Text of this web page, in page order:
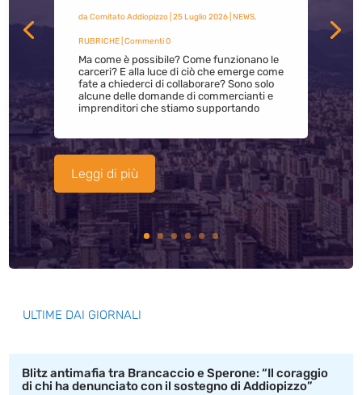
da Comitato Addiopizzo| 25 Luglio 2026| NEWS,
RUBRICHE| Commenti 0
Ma come è possibile? Come funzionano le
carceri? E alla luce di ciò che emerge come
fate a chiederci di collaborare? Sono solo
alcune delle domande di commercianti e
imprenditori che stiamo supportando
Leggi di più
ULTIME DAI GIORNALI
Blitz antimafia tra Brancaccio e Sperone: “Il coraggio
di chi ha denunciato con il sostegno di Addiopizzo”